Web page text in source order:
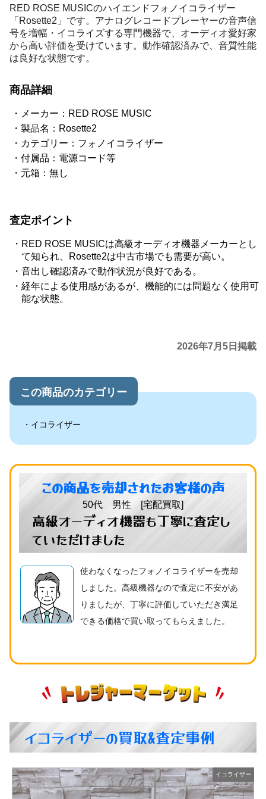
RED ROSE MUSICのハイエンドフォノイコライザー
「Rosette2」です。アナログレコードプレーヤーの音声信
号を増幅・イコライズする専門機器で、オーディオ愛好家
から高い評価を受けています。動作確認済みで、音質性能
は良好な状態です。
商品詳細
メーカー：RED ROSE MUSIC
製品名：Rosette2
カテゴリー：フォノイコライザー
付属品：電源コード等
元箱：無し
査定ポイント
RED ROSE MUSICは高級オーディオ機器メーカーとし
て知られ、Rosette2は中古市場でも需要が高い。
音出し確認済みで動作状況が良好である。
経年による使用感があるが、機能的には問題なく使用可
能な状態。
2026年7月5日掲載
この商品のカテゴリー
イコライザー
この商品を売却されたお客様の声
50代 男性 [宅配買取]
高級オーディオ機器も丁寧に査定し
ていただけました
使わなくなったフォノイコライザーを売却
しました。高級機器なので査定に不安があ
りましたが、丁寧に評価していただき満足
できる価格で買い取ってもらえました。
イコライザーの買取&査定事例
イコライザー